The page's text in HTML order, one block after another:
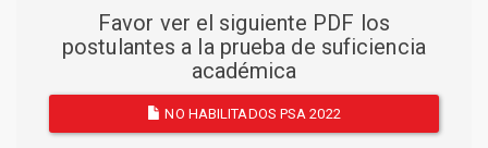
Favor ver el siguiente PDF los
postulantes a la prueba de suficiencia
académica
NO HABILITADOS PSA 2022